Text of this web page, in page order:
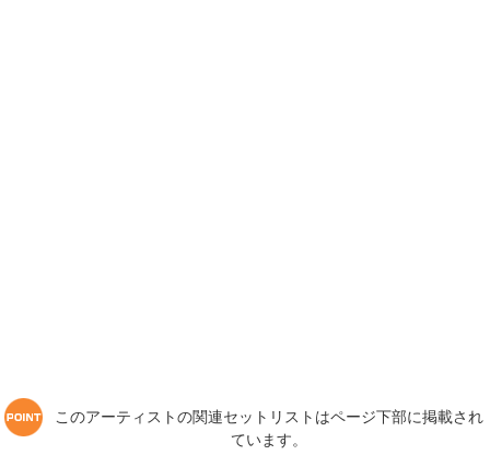
このアーティストの関連セットリストはページ下部に掲載され
ています。